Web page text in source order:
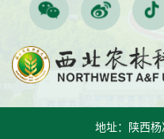
地址：陕西